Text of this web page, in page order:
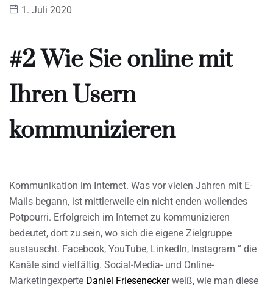
1. Juli 2020
#2 Wie Sie online mit
Ihren Usern
kommunizieren
Kommunikation im Internet. Was vor vielen Jahren mit E-
Mails begann, ist mittlerweile ein nicht enden wollendes
Potpourri. Erfolgreich im Internet zu kommunizieren
bedeutet, dort zu sein, wo sich die eigene Zielgruppe
austauscht. Facebook, YouTube, LinkedIn, Instagram ” die
Kanäle sind vielfältig. Social-Media- und Online-
Marketingexperte Daniel Frieseneckerweiß, wie man diese